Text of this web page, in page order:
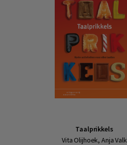
Taalprikkels
Vita Olijhoek, Anja Valk